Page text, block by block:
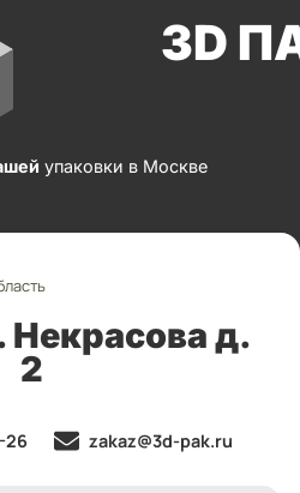
3D
упаковки в Москве
д.
2
26 zakaz@3d-pak.ru